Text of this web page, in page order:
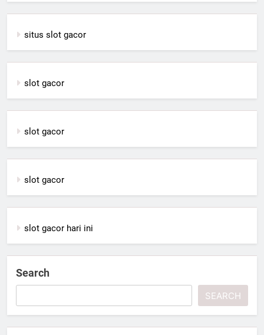
situs slot gacor
slot gacor
slot gacor
slot gacor
slot gacor hari ini
Search
SEARCH